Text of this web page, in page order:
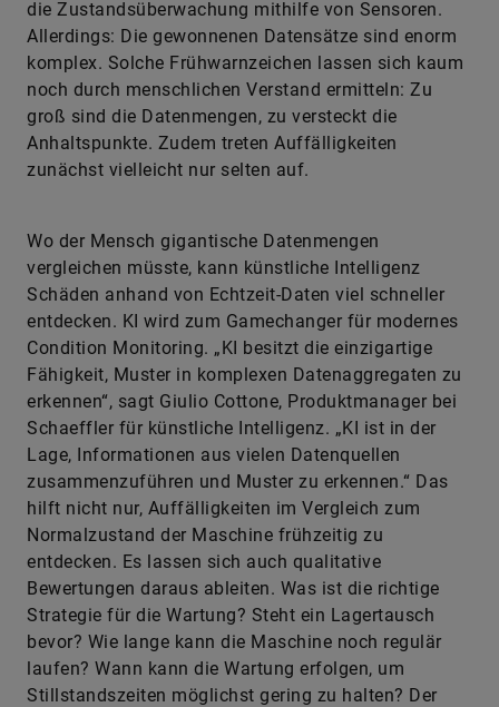
die Zustandsüberwachung mithilfe von Sensoren.
Allerdings: Die gewonnenen Datensätze sind enorm
komplex. Solche Frühwarnzeichen lassen sich kaum
noch durch menschlichen Verstand ermitteln: Zu
groß sind die Datenmengen, zu versteckt die
Anhaltspunkte. Zudem treten Auffälligkeiten
zunächst vielleicht nur selten auf.
Wo der Mensch gigantische Datenmengen
vergleichen müsste, kann künstliche Intelligenz
Schäden anhand von Echtzeit-Daten viel schneller
entdecken. KI wird zum Gamechanger für modernes
Condition Monitoring. „KI besitzt die einzigartige
Fähigkeit, Muster in komplexen Datenaggregaten zu
erkennen“, sagt Giulio Cottone, Produktmanager bei
Schaeffler für künstliche Intelligenz. „KI ist in der
Lage, Informationen aus vielen Datenquellen
zusammenzuführen und Muster zu erkennen.“ Das
hilft nicht nur, Auffälligkeiten im Vergleich zum
Normalzustand der Maschine frühzeitig zu
entdecken. Es lassen sich auch qualitative
Bewertungen daraus ableiten. Was ist die richtige
Strategie für die Wartung? Steht ein Lagertausch
bevor? Wie lange kann die Maschine noch regulär
laufen? Wann kann die Wartung erfolgen, um
Stillstandszeiten möglichst gering zu halten? Der